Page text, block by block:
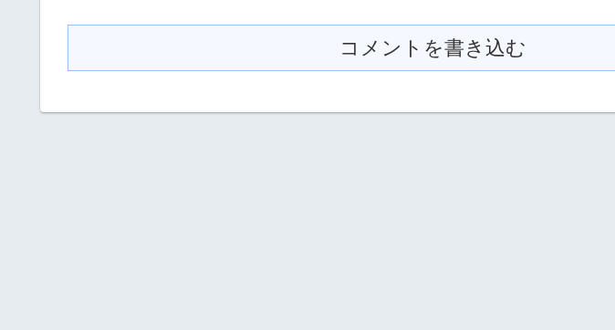
コメントを書き込む